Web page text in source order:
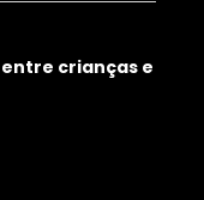
crianças e